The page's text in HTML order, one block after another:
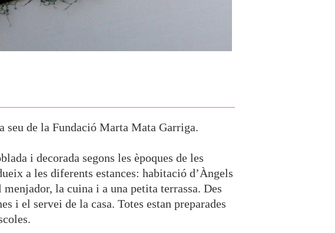
seu de la Fundació Marta Mata Garriga.
i decorada segons les èpoques de les
a les diferents estances: habitació d’Àngels
la cuina i a una petita terrassa. Des
i el servei de la casa. Totes estan preparades